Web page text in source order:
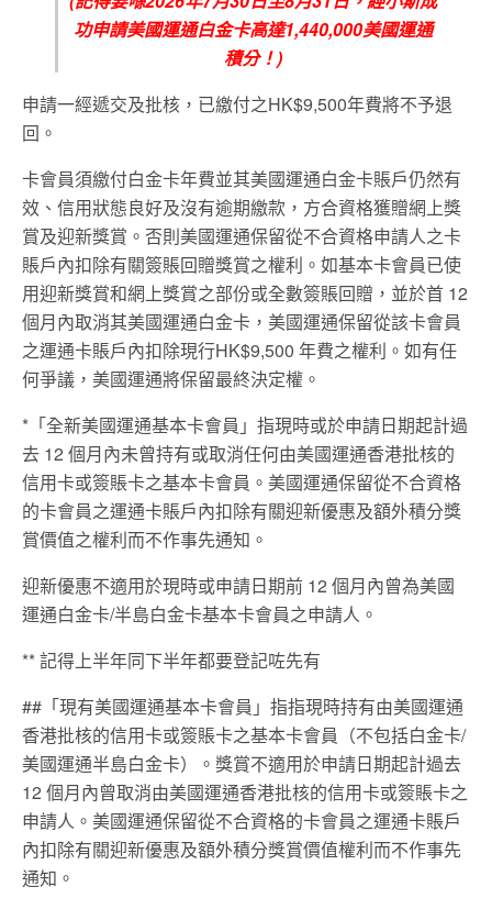
功申請美國運通白金卡高達1,440,000美國運通
積分！)
申請一經遞交及批核，已繳付之HK$9,500年費將不予退
回。
卡會員須繳付白金卡年費並其美國運通白金卡賬戶仍然有
效、信用狀態良好及沒有逾期繳款，方合資格獲贈網上獎
賞及迎新獎賞。否則美國運通保留從不合資格申請人之卡
賬戶內扣除有關簽賬回贈獎賞之權利。如基本卡會員已使
用迎新獎賞和網上獎賞之部份或全數簽賬回贈，並於首 12
個月內取消其美國運通白金卡，美國運通保留從該卡會員
之運通卡賬戶內扣除現行HK$9,500 年費之權利。如有任
何爭議，美國運通將保留最終決定權。
*「全新美國運通基本卡會員」指現時或於申請日期起計過
去 12 個月內未曾持有或取消任何由美國運通香港批核的
信用卡或簽賬卡之基本卡會員。 美國運通保留從不合資格
的卡會員之運通卡賬戶內扣除有關迎新優惠及額外積分獎
賞價值之權利而不作事先通知。
迎新優惠不適用於現時或申請日期前 12 個月內曾為美國
運通白金卡/半島白金卡基本卡會員之申請人。
** 記得上半年同下半年都要登記咗先有
##「現有美國運通基本卡會員」指指現時持有由美國運通
香港批核的信用卡或簽賬卡之基本卡會員（不包括白金卡/
美國運通半島白金卡）。 獎賞不適用於申請日期起計過去
12 個月內曾取消由美國運通香港批核的信用卡或簽賬卡之
申請人。 美國運通保留從不合資格的卡會員之運通卡賬戶
內扣除有關迎新優惠及額外積分獎賞價值權利而不作事先
通知。